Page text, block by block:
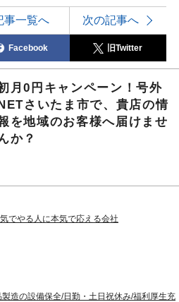
事一覧へ 次の記事へ
Facebook 旧Twitter
月0円キャンペーン！号外
NETさいたま市で、貴店の情
を地域のお客様へ届けませ
か？
でやる人に本気で応える会社
造の設備保全/日勤・土日祝休み/福利厚生充